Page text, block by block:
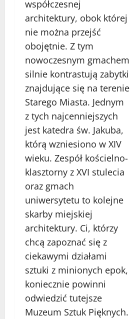
współczesnej
architektury, obok której
nie można przejść
obojętnie. Z tym
nowoczesnym gmachem
silnie kontrastują zabytki
znajdujące się na terenie
Starego Miasta. Jednym
z tych najcenniejszych
jest katedra św. Jakuba,
którą wzniesiono w XIV
wieku. Zespół kościelno-
klasztorny z XVI stulecia
oraz gmach
uniwersytetu to kolejne
skarby miejskiej
architektury. Ci, którzy
chcą zapoznać się z
ciekawymi działami
sztuki z minionych epok,
koniecznie powinni
odwiedzić tutejsze
Muzeum Sztuk Pięknych.